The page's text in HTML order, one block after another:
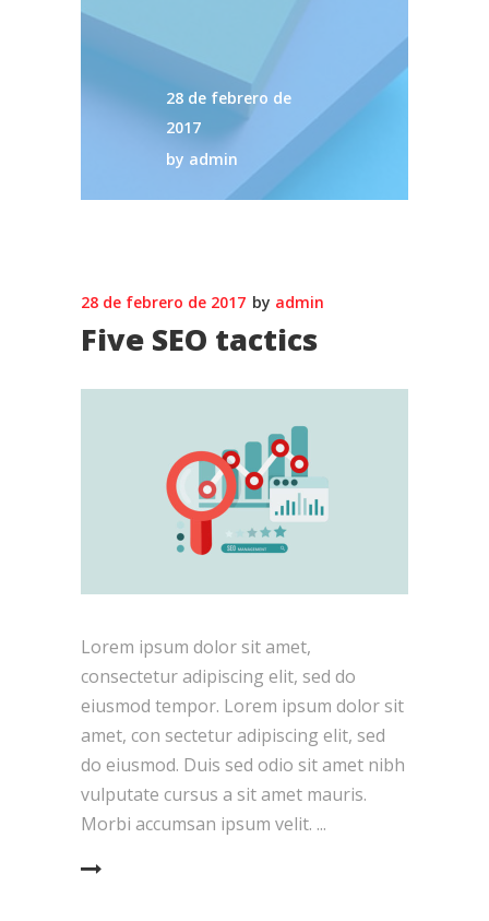
28 de febrero de
2017
by admin
28 de febrero de 2017 by admin
Five SEO tactics
Lorem ipsum dolor sit amet,
consectetur adipiscing elit, sed do
eiusmod tempor. Lorem ipsum dolor sit
amet, con sectetur adipiscing elit, sed
do eiusmod. Duis sed odio sit amet nibh
vulputate cursus a sit amet mauris.
Morbi accumsan ipsum velit.